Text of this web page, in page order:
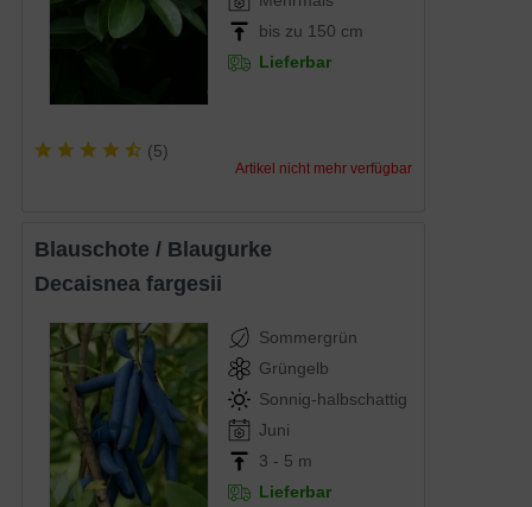
bis zu 150 cm
Lieferbar
(5)
Artikel nicht mehr verfügbar
Blauschote / Blaugurke
Decaisnea fargesii
Sommergrün
Grüngelb
Sonnig-halbschattig
Juni
3 - 5 m
Lieferbar